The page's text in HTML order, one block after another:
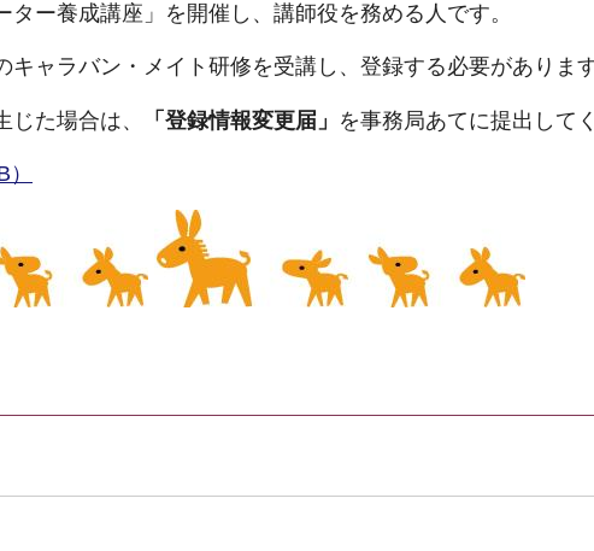
ー養成講座」を開催し、講師役を務める人です。
ャラバン・メイト研修を受講し、登録する必要があります
た場合は、 「登録情報変更届」 を事務局あてに提出して